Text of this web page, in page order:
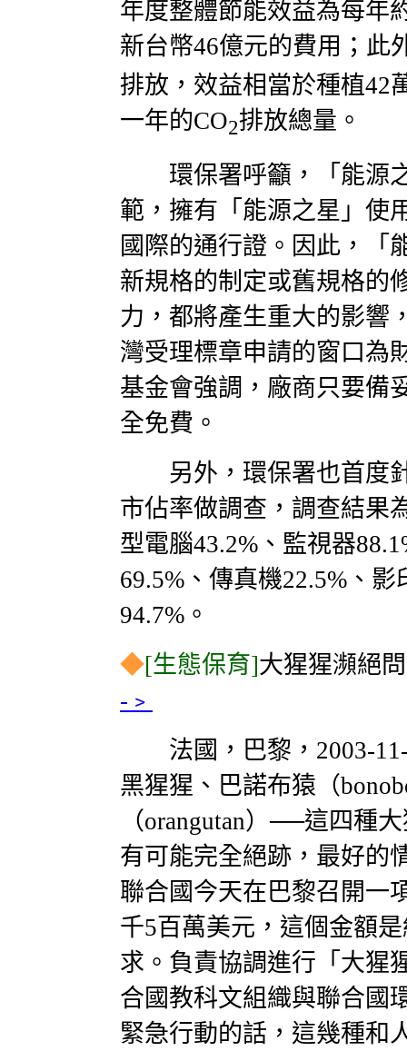
年度整體節能效益為每年
新台幣46億元的費用；此
排放，效益相當於種植42
一年的CO2排放總量。
環保署呼籲，「能源之
範，擁有「能源之星」使
國際的通行證。因此，「
新規格的制定或舊規格的
力，都將產生重大的影響
灣受理標章申請的窗口為
基金會強調，廠商只要備
全免費。
另外，環保署也首度針
市佔率做調查，調查結果
型電腦43.2%、監視器
69.5%、傳真機22.5%、
94.7%。
◆[生態保育]大猩猩瀕絕
-﹥
法國，巴黎，2003-11-
黑猩猩、巴諾布猿（
（orangutan）──這四種
有可能完全絕跡，最好的
聯合國今天在巴黎召開一
千5百萬美元，這個金額
求。負責協調進行「大猩
合國教科文組織與聯合國
緊急行動的話，這幾種和